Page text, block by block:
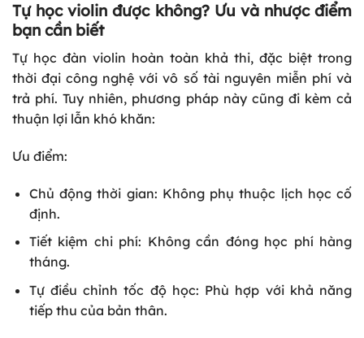
Tự học violin được không? Ưu và nhược điểm
bạn cần biết
Tự học đàn violin hoàn toàn khả thi, đặc biệt trong
thời đại công nghệ với vô số tài nguyên miễn phí và
trả phí. Tuy nhiên, phương pháp này cũng đi kèm cả
thuận lợi lẫn khó khăn:
Ưu điểm:
Chủ động thời gian: Không phụ thuộc lịch học cố
định.
Tiết kiệm chi phí: Không cần đóng học phí hàng
tháng.
Tự điều chỉnh tốc độ học: Phù hợp với khả năng
tiếp thu của bản thân.